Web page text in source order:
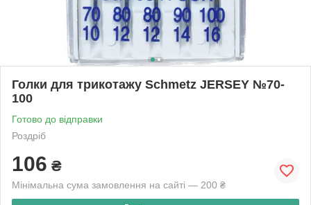
Голки для трикотажу Schmetz JERSEY №70-
100
Готово до відправки
Роздріб
106 ₴
Мінімальна сума замовлення на сайті — 200 ₴